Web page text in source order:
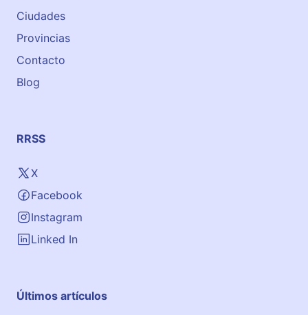
l
i
h
A
d
m
)
Ciudades
Provincias
Contacto
Blog
RRSS
X
Facebook
Instagram
Linked In
Últimos artículos